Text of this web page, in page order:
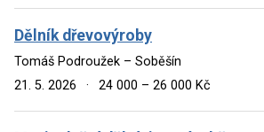
Dělník dřevovýroby
Tomáš Podroužek – Soběšín
21. 5. 2026
· 24 000 – 26 000 Kč